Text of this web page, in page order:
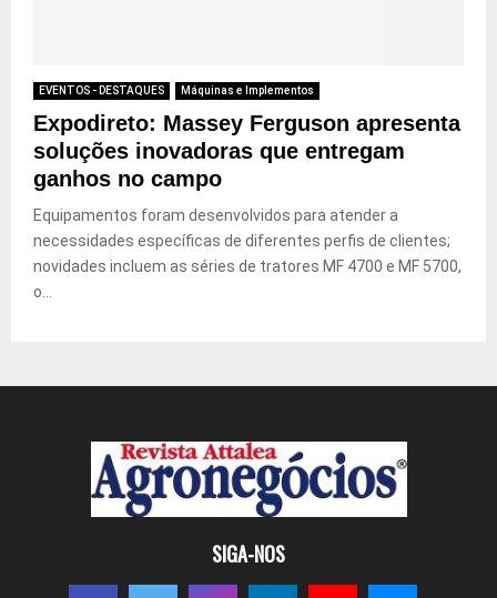
EVENTOS - DESTAQUES Máquinas e Implementos
Expodireto: Massey Ferguson apresenta
soluções inovadoras que entregam
ganhos no campo
Equipamentos foram desenvolvidos para atender a
necessidades específicas de diferentes perfis de clientes;
novidades incluem as séries de tratores MF 4700 e MF 5700,
o...
SIGA-NOS